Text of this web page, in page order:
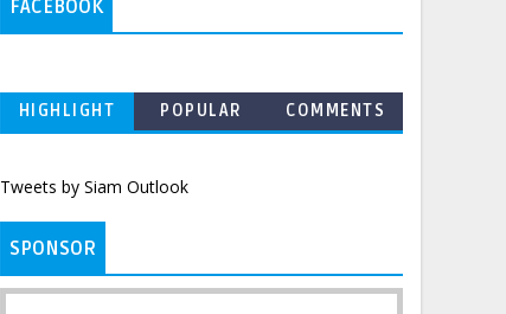
FACEBOOK
HIGHLIGHT POPULAR COMMENTS
Tweets by Siam Outlook
SPONSOR